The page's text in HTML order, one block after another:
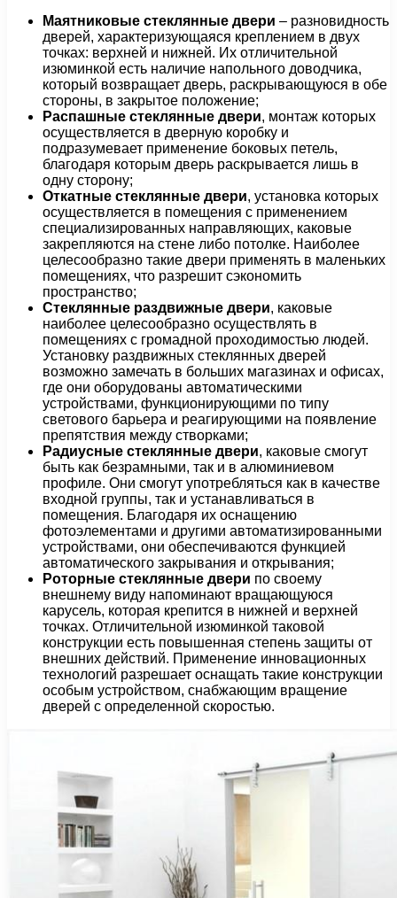
Маятниковые стеклянные двери – разновидность
дверей, характеризующаяся креплением в двух
точках: верхней и нижней. Их отличительной
изюминкой есть наличие напольного доводчика,
который возвращает дверь, раскрывающуюся в обе
стороны, в закрытое положение;
Распашные стеклянные двери, монтаж которых
осуществляется в дверную коробку и
подразумевает применение боковых петель,
благодаря которым дверь раскрывается лишь в
одну сторону;
Откатные стеклянные двери, установка которых
осуществляется в помещения с применением
специализированных направляющих, каковые
закрепляются на стене либо потолке. Наиболее
целесообразно такие двери применять в маленьких
помещениях, что разрешит сэкономить
пространство;
Стеклянные раздвижные двери, каковые
наиболее целесообразно осуществлять в
помещениях с громадной проходимостью людей.
Установку раздвижных стеклянных дверей
возможно замечать в больших магазинах и офисах,
где они оборудованы автоматическими
устройствами, функционирующими по типу
светового барьера и реагирующими на появление
препятствия между створками;
Радиусные стеклянные двери, каковые смогут
быть как безрамными, так и в алюминиевом
профиле. Они смогут употребляться как в качестве
входной группы, так и устанавливаться в
помещения. Благодаря их оснащению
фотоэлементами и другими автоматизированными
устройствами, они обеспечиваются функцией
автоматического закрывания и открывания;
Роторные стеклянные двери по своему
внешнему виду напоминают вращающуюся
карусель, которая крепится в нижней и верхней
точках. Отличительной изюминкой таковой
конструкции есть повышенная степень защиты от
внешних действий. Применение инновационных
технологий разрешает оснащать такие конструкции
особым устройством, снабжающим вращение
дверей с определенной скоростью.